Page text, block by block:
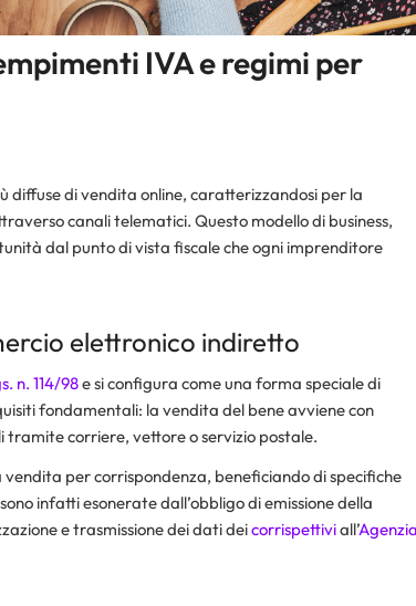
IVA e regimi per
diffuse di vendita online, caratterizzandosi per la
canali telematici. Questo modello di business,
dal punto di vista fiscale che ogni imprenditore
elettronico indiretto
n. 114/98e si configura come una forma speciale di
fondamentali: la vendita del bene avviene con
corriere, vettore o servizio postale.
vendita per corrispondenza, beneficiando di specifiche
infatti esonerate dall’obbligo di emissione della
e trasmissione dei dati deicorrispettiviall’